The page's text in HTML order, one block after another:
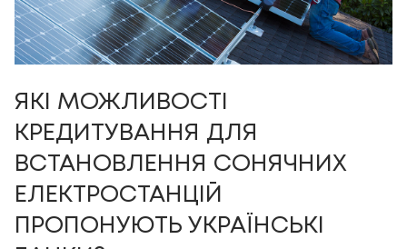
ЯКІ МОЖЛИВОСТІ
КРЕДИТУВАННЯ ДЛЯ
ВСТАНОВЛЕННЯ СОНЯЧНИХ
ЕЛЕКТРОСТАНЦІЙ
ПРОПОНУЮТЬ УКРАЇНСЬКІ